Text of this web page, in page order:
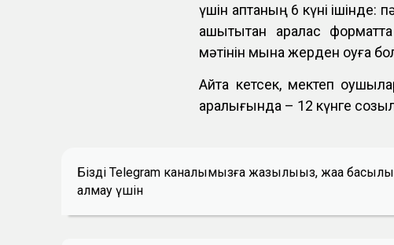
үшін аптаның 6 күні ішінде:
қашықтықтан аралас
мәтінін мына жерден оқуға
Айта кетсек, мектеп
аралығында – 12 күнге
Біздің Telegram каналымызға жазылыңыз, жаңа
алмау үшін